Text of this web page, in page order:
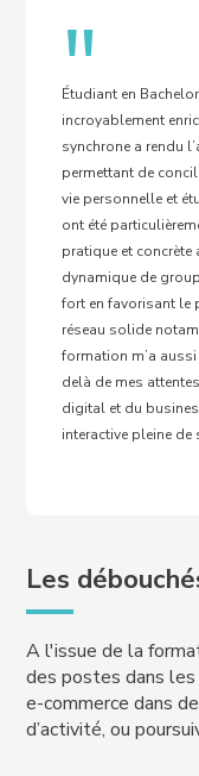
"
Étudiant en
incroyablement
synchrone a rendu
permettant de
vie personnelle et
ont été
pratique et concrète
dynamique de
fort en favorisant le
réseau solide
formation m’a
delà de mes
digital et du
interactive pleine de
Les
A l'issue de la
des postes dans
e-commerce dans
d’activité, ou